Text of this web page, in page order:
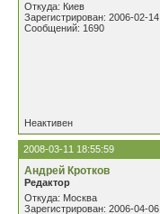
Откуда: Киев
Зарегистрирован: 2006-02-14
Сообщений: 1690
Неактивен
2008-03-11 18:55:59
Андрей Кротков
Редактор
Откуда: Москва
Зарегистрирован: 2006-04-06